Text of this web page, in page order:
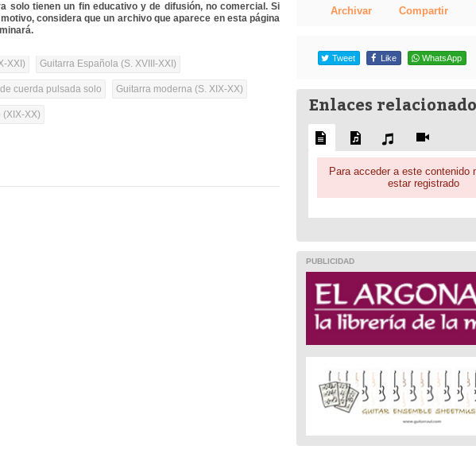
solo tienen un fin educativo y de difusión, no comercial. Si
considera que un archivo que aparece en esta página
XXI) Guitarra Española (S. XVIII-XXI)
cuerda pulsada solo Guitarra moderna (S. XIX-XX)
(XIX-XX)
Archivar Compartir
Tweet Like WhatsApp
Enlaces
Para acceder a este contenido
estar registrado
PUBLICIDAD